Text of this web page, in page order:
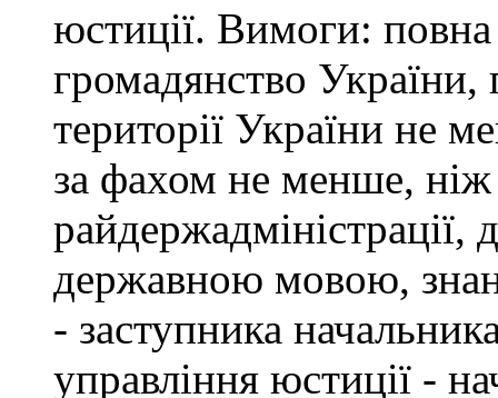
юстиції. Вимоги:
громадянство
території України не
за фахом не менше,
райдержадміністрації,
державною мовою,
- заступника
управління юстиції -